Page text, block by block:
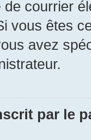
courrier
vous êtes
avez
par le